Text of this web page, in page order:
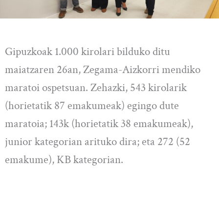
Gipuzkoak 1.000 kirolari bilduko ditu
maiatzaren 26an, Zegama-Aizkorri mendiko
maratoi ospetsuan. Zehazki, 543 kirolarik
(horietatik 87 emakumeak) egingo dute
maratoia; 143k (horietatik 38 emakumeak),
junior kategorian arituko dira; eta 272 (52
emakume), KB kategorian.